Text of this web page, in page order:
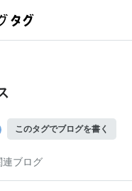
このタグでブログを書く
連ブログ